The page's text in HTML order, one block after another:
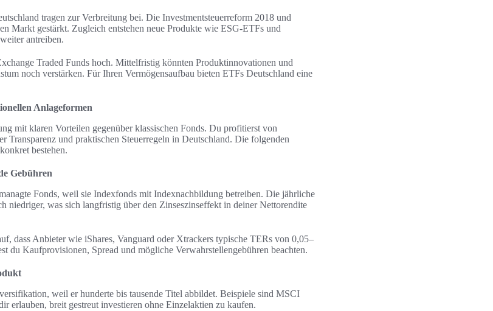
tragen zur Verbreitung bei. Die Investmentsteuerreform 2018 und
Markt gestärkt. Zugleich entstehen neue Produkte wie ESG‑ETFs und
antreiben.
Traded Funds hoch. Mittelfristig könnten Produktinnovationen und
noch verstärken. Für Ihren Vermögensaufbau bieten ETFs Deutschland eine
Anlageformen
mit klaren Vorteilen gegenüber klassischen Fonds. Du profitierst von
Transparenz und praktischen Steuerregeln in Deutschland. Die folgenden
bestehen.
Gebühren
Fonds, weil sie Indexfonds mit Indexnachbildung betreiben. Die jährliche
niedriger, was sich langfristig über den Zinseszinseffekt in deiner Nettorendite
dass Anbieter wie iShares, Vanguard oder Xtrackers typische TERs von 0,05–
du Kaufprovisionen, Spread und mögliche Verwahrstellengebühren beachten.
weil er hunderte bis tausende Titel abbildet. Beispiele sind MSCI
erlauben, breit gestreut investieren ohne Einzelaktien zu kaufen.